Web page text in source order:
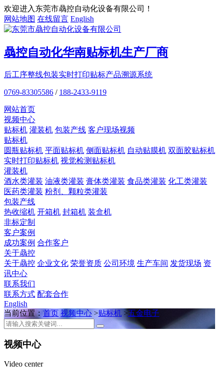
欢迎进入东莞市骉控自动化设备有限公司！
网站地图 在线留言 English
骉控自动化华南贴标机生产厂商
后工序整线包装实时打印贴标产品溯源系统
0769-83305586 / 188-2433-9119
网站首页
视频中心
贴标机 灌装机 包装产线 客户现场视频
贴标机
圆瓶贴标机 平面贴标机 侧面贴标机 自动贴膜机 双面胶贴标机
实时打印贴标机 视觉检测贴标机
灌装机
酒水类灌装 油液类灌装 膏体类灌装 食品类灌装 化工类灌装
医药类灌装 粉剂、颗粒类灌装
包装产线
热收缩机 开箱机 封箱机 装盒机
非标定制
客户案例
成功案例 合作客户
关于骉控
关于骉控 企业文化 荣誉资质 公司环境 生产车间 发货现场 资
讯中心
联系我们
联系方式 配套合作
English
当前位置： 首页 视频中心 >贴标机 >五金电子
视频中心
Video center